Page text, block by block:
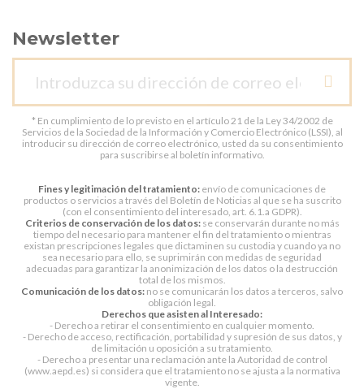
Newsletter
* En cumplimiento de lo previsto en el artículo 21 de la Ley 34/2002 de
Servicios de la Sociedad de la Información y Comercio Electrónico (LSSI), al
introducir su dirección de correo electrónico, usted da su consentimiento
para suscribirse al boletín informativo.
Fines y legitimación del tratamiento: envío de comunicaciones de
productos o servicios a través del Boletín de Noticias al que se ha suscrito
(con el consentimiento del interesado, art. 6.1.a GDPR).
Criterios de conservación de los datos:se conservarán durante no más
tiempo del necesario para mantener el fin del tratamiento o mientras
existan prescripciones legales que dictaminen su custodia y cuando ya no
sea necesario para ello, se suprimirán con medidas de seguridad
adecuadas para garantizar la anonimización de los datos o la destrucción
total de los mismos.
Comunicación de los datos: no se comunicarán los datos a terceros, salvo
obligación legal.
Derechos que asisten al Interesado:
- Derecho a retirar el consentimiento en cualquier momento.
- Derecho de acceso, rectificación, portabilidad y supresión de sus datos, y
de limitación u oposición a su tratamiento.
- Derecho a presentar una reclamación ante la Autoridad de control
(www.aepd.es) si considera que el tratamiento no se ajusta a la normativa
vigente.